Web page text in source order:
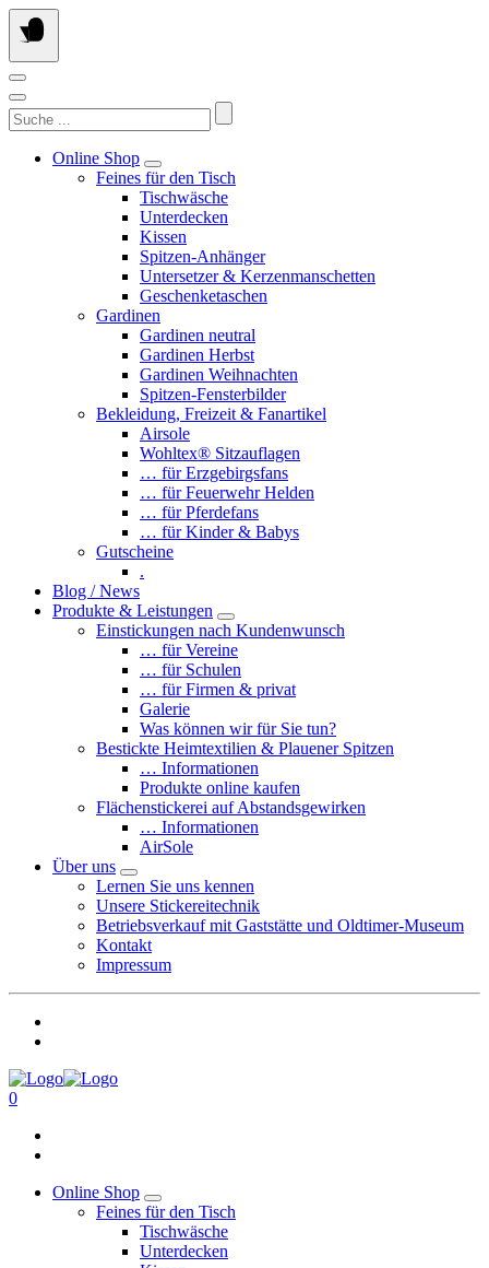
Springe
zum
Inhalt
Suchen
nach:
Online Shop
Feines für den Tisch
Tischwäsche
Unterdecken
Kissen
Spitzen-Anhänger
Untersetzer & Kerzenmanschetten
Geschenketaschen
Gardinen
Gardinen neutral
Gardinen Herbst
Gardinen Weihnachten
Spitzen-Fensterbilder
Bekleidung, Freizeit & Fanartikel
Airsole
Wohltex® Sitzauflagen
… für Erzgebirgsfans
… für Feuerwehr Helden
… für Pferdefans
… für Kinder & Babys
Gutscheine
.
Blog / News
Produkte & Leistungen
Einstickungen nach Kundenwunsch
… für Vereine
… für Schulen
… für Firmen & privat
Galerie
Was können wir für Sie tun?
Bestickte Heimtextilien & Plauener Spitzen
… Informationen
Produkte online kaufen
Flächenstickerei auf Abstandsgewirken
… Informationen
AirSole
Über uns
Lernen Sie uns kennen
Unsere Stickereitechnik
Betriebsverkauf mit Gaststätte und Oldtimer-Museum
Kontakt
Impressum
0
Online Shop
Feines für den Tisch
Tischwäsche
Unterdecken